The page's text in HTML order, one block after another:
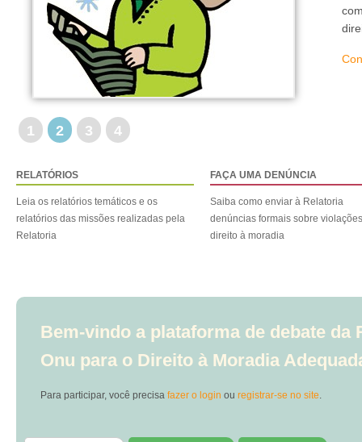
1 2 3 4
RELATÓRIOS
Leia os relatórios temáticos e os
relatórios das missões realizadas pela
Relatoria
FAÇA UMA DENÚNCIA
Saiba como enviar à Relatoria
denúncias formais sobre
direito à moradia
Bem-vindo a plataforma de debate da
Onu para o Direito à Moradia
Para participar, você precisa fazer o login ou registrar-se no site.